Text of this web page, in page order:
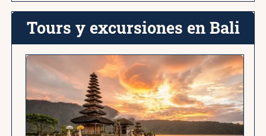
Tours y excursiones en Bali